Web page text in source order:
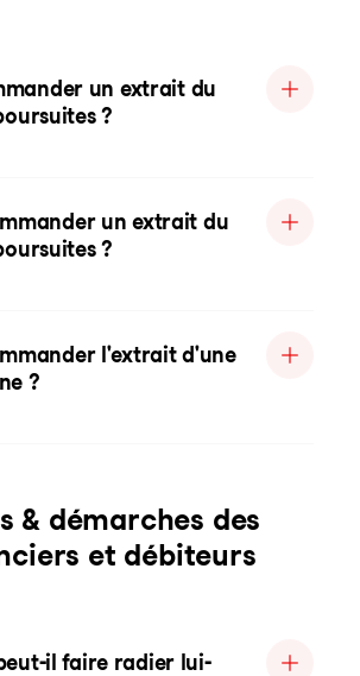
un extrait du
?
un extrait du
?
l'extrait d'une
?
& démarches des
et débiteurs
il faire radier lui-